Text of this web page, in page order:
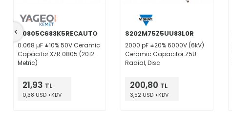
C0805C683K5RECAUTO
0.068 µF ±10% 50V Ceramic
Capacitor X7R 0805 (2012
Metric)
21,93 TL
0,38 USD +KDV
S202M75Z5UU83L0R
2000 pF ±20% 6000V (6kV)
Ceramic Capacitor Z5U
Radial, Disc
200,80 TL
3,52 USD +KDV